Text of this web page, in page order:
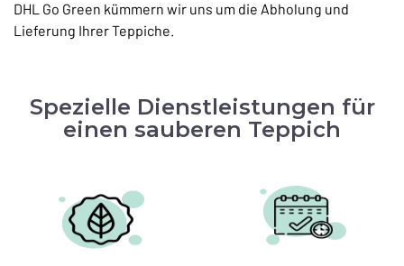
DHL Go Green kümmern wir uns um die Abholung und
Lieferung Ihrer Teppiche.
Spezielle Dienstleistungen für
einen sauberen Teppich